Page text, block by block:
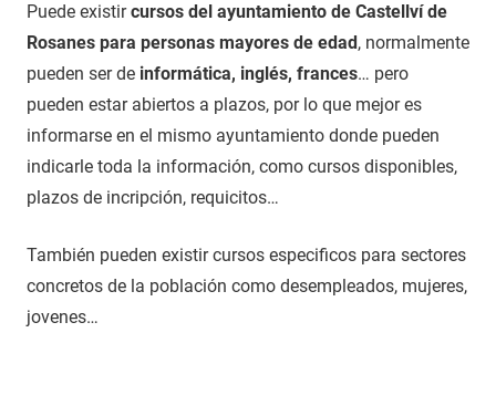
Puede existircursos del ayuntamiento de Castellví de
Rosanes para personas mayores de edad, normalmente
pueden ser de informática, inglés, frances… pero
pueden estar abiertos a plazos, por lo que mejor es
informarse en el mismo ayuntamiento donde pueden
indicarle toda la información, como cursos disponibles,
plazos de incripción, requicitos…
También pueden existir cursos especificos para sectores
concretos de la población como desempleados, mujeres,
jovenes…